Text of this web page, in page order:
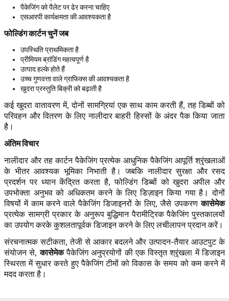
पैकेजिंग को पैलेट पर ढेर करना चाहिए
एसआरपी कार्यक्षमता की आवश्यकता है
फोल्डिंग कार्टन चुनें जब
उपस्थिति प्राथमिकता है
प्रीमियम ब्रांडिंग महत्वपूर्ण है
उत्पाद हल्के होते हैं
उच्च गुणवत्ता वाले ग्राफिक्स की आवश्यकता है
खुदरा प्रस्तुति बिक्री को बढ़ाती है
कई खुदरा वातावरण में, दोनों सामग्रियां एक साथ काम करती हैं, तह डिब्बों को
परिवहन और वितरण के लिए नालीदार बाहरी हिस्सों के अंदर पैक किया जाता
है।
अंतिम विचार
नालीदार और तह कार्टन पैकेजिंग प्रत्येक आधुनिक पैकेजिंग आपूर्ति श्रृंखलाओं
के भीतर आवश्यक भूमिका निभाती है। जबकि नालीदार सुरक्षा और रसद
प्रदर्शन पर ध्यान केंद्रित करता है, फोल्डिंग डिब्बों को खुदरा अपील और
उपभोक्ता अनुभव को अधिकतम करने के लिए डिज़ाइन किया गया है। दोनों
विषयों में काम करने वाले पैकेजिंग डिजाइनरों के लिए, जैसे उपकरणकासेमेक
प्रत्येक सामग्री प्रकार के अनुरूप बुद्धिमान पैरामीट्रिक पैकेजिंग पुस्तकालयों
का उपयोग करके कुशलतापूर्वक डिजाइन करने के लिए लचीलापन प्रदान करें।
संरचनात्मक सटीकता, तेजी से आकार बदलने और उत्पादन-तैयार आउटपुट के
संयोजन से,कासेमेकपैकेजिंग अनुप्रयोगों की एक विस्तृत श्रृंखला में डिजाइन
स्थिरता में सुधार करते हुए पैकेजिंग टीमों को विकास के समय को कम करने में
मदद करता है।